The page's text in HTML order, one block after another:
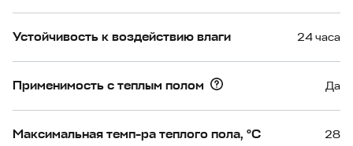
Устойчивость к воздействию влаги 24 часа
Применимость с теплым полом Да
Максимальная темп-ра теплого пола, °С 28